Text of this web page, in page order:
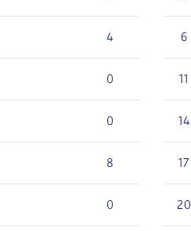
4
0
0
8
0
6
11
14
17
20